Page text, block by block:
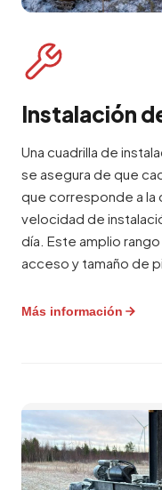
Los pilotes se
trazable desde la
acabado. La
anticorrosiva de
disponibles a
Fabricación
Las medidas
entrega rápida. Si
fabricamos pilotes
20 o de 20.000
certificada.
Sistema de
Instalación
Una cuadrilla de
se asegura de que
que corresponde a la
velocidad de
día. Este amplio
acceso y tamaño de
Más información
experiencia
Las cuadrillas de
trabajado en